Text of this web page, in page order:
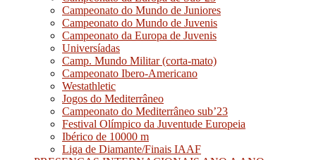
Campeonato do Mundo de Juniores
Campeonato do Mundo de Juvenis
Campeonato da Europa de Juvenis
Universíadas
Camp. Mundo Militar (corta-mato)
Campeonato Ibero-Americano
Westathletic
Jogos do Mediterrâneo
Campeonato do Mediterrâneo sub’23
Festival Olímpico da Juventude Europeia
Ibérico de 10000 m
Liga de Diamante/Finais IAAF